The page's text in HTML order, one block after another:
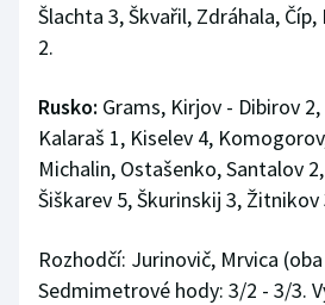
Šlachta 3, Škvařil, Zdráhala,
2.
Rusko: Grams, Kirjov - Dibirov
Kalaraš 1, Kiselev 4,
Michalin, Ostašenko, Santalov
Šiškarev 5, Škurinskij 3, Žitnikov
Rozhodčí: Jurinovič, Mrvica
Sedmimetrové hody: 3/2 - 3/3.